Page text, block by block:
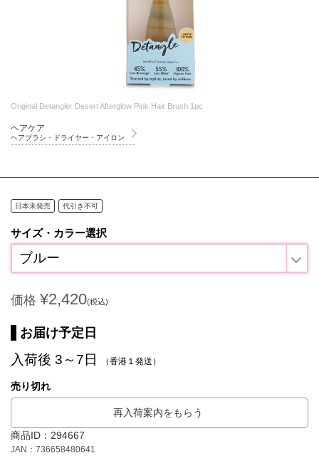
Original Detangler Desert Afterglow Pink Hair Brush 1pc
ヘアケア
ヘアブラシ・ドライヤー・アイロン
日本未発売 代引き不可
サイズ・カラー選択
ブルー
価格 ¥2,420(税込)
お届け予定日
入荷後 3～7日 （香港１発送）
売り切れ
再入荷案内をもらう
商品ID：294667
JAN：736658480641